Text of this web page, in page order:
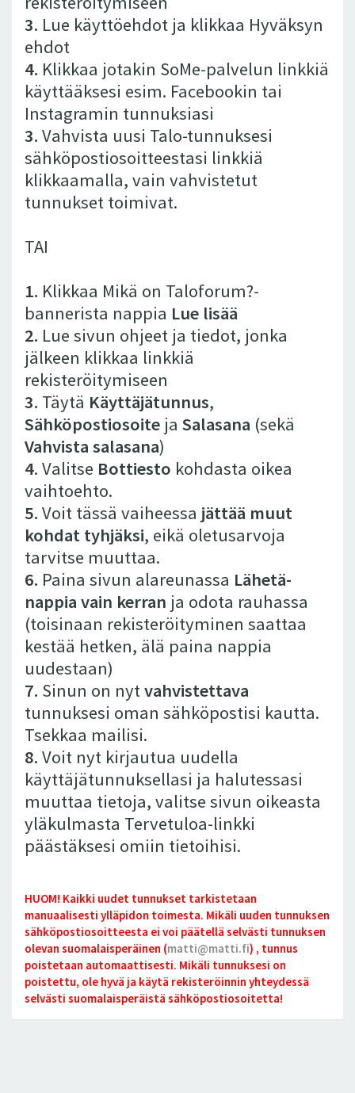
3. Lue käyttöehdot ja klikkaa Hyväksyn
ehdot
4. Klikkaa jotakin SoMe-palvelun linkkiä
käyttääksesi esim. Facebookin tai
Instagramin tunnuksiasi
3. Vahvista uusi Talo-tunnuksesi
sähköpostiosoitteestasi linkkiä
klikkaamalla, vain vahvistetut
tunnukset toimivat.
TAI
1. Klikkaa Mikä on Taloforum?-
bannerista nappia Lue lisää
2. Lue sivun ohjeet ja tiedot, jonka
jälkeen klikkaa linkkiä
rekisteröitymiseen
3. Täytä Käyttäjätunnus,
Sähköpostiosoite ja Salasana (sekä
Vahvista salasana)
4. Valitse Bottiesto kohdasta oikea
vaihtoehto.
5. Voit tässä vaiheessa jättää muut
kohdat tyhjäksi, eikä oletusarvoja
tarvitse muuttaa.
6. Paina sivun alareunassa Lähetä-
nappia vain kerran ja odota rauhassa
(toisinaan rekisteröityminen saattaa
kestää hetken, älä paina nappia
uudestaan)
7. Sinun on nytvahvistettava
tunnuksesi oman sähköpostisi kautta.
Tsekkaa mailisi.
8. Voit nyt kirjautua uudella
käyttäjätunnuksellasi ja halutessasi
muuttaa tietoja, valitse sivun oikeasta
yläkulmasta Tervetuloa-linkki
päästäksesi omiin tietoihisi.
HUOM! Kaikki uudet tunnukset tarkistetaan
manuaalisesti ylläpidon toimesta. Mikäli uuden tunnuksen
sähköpostiosoitteesta ei voi päätellä selvästi tunnuksen
olevan suomalaisperäinen (matti@matti.fi) , tunnus
poistetaan automaattisesti. Mikäli tunnuksesi on
poistettu, ole hyvä ja käytä rekisteröinnin yhteydessä
selvästi suomalaisperäistä sähköpostiosoitetta!